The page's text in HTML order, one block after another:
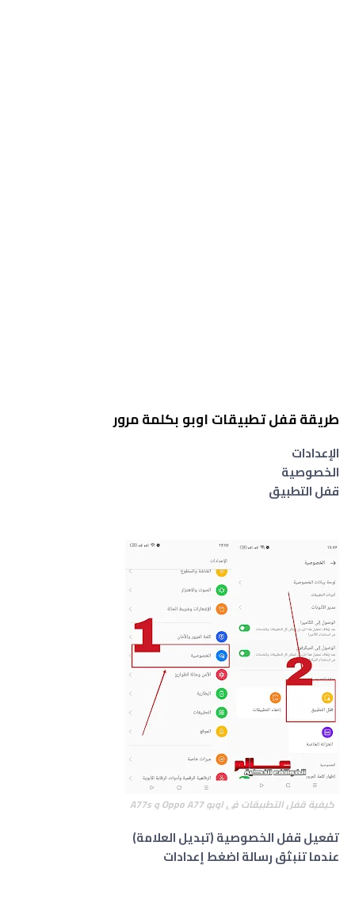
طريقة قفل تطبيقات اوبو بكلمة مرور
الإعدادات
الخصوصية
قفل التطبيق
كيفية قفل التطبيقات في اوبو Oppo A77 و A77s
تفعيل قفل الخصوصية (تبديل العلامة)
عندما تنبثق رسالة اضغط إعدادات